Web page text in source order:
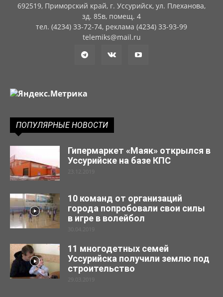
692519, Приморский край, г. Уссурийск, ул. Плеханова,
зд. 85в, помещ. 4
тел. (4234) 33-72-74, реклама (4234) 33-93-99
telemiks@mail.ru
ПОПУЛЯРНЫЕ НОВОСТИ
Гипермаркет «Маяк» открылся в
Уссурийске на базе КПС
23.12.2019
10 команд от организаций
города попробовали свои силы
в игре в волейбол
30.04.2019
11 многодетных семей
Уссурийска получили землю под
строительство
29.03.2019